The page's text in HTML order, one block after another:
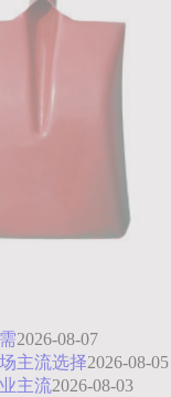
2026-08-07
主流选择2026-08-05
主流2026-08-03